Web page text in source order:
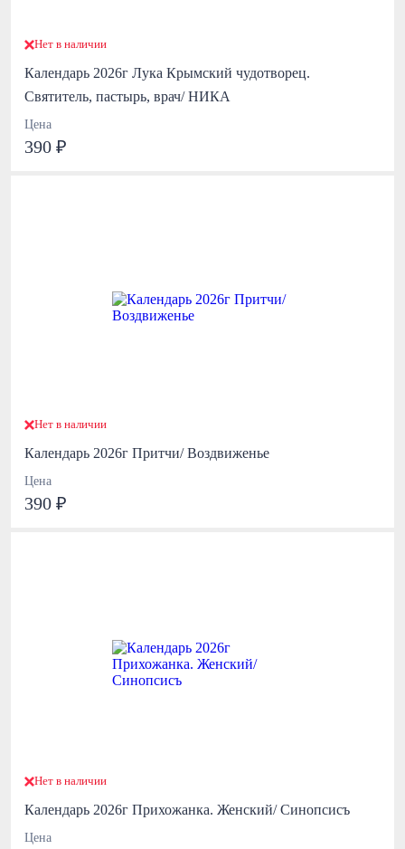
Нет в наличии
Календарь 2026г Лука Крымский чудотворец.
Святитель, пастырь, врач/ НИКА
Цена
390 ₽
Нет в наличии
Календарь 2026г Притчи/ Воздвиженье
Цена
390 ₽
Нет в наличии
Календарь 2026г Прихожанка. Женский/ Синопсисъ
Цена